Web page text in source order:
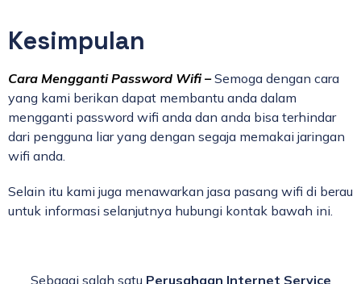
Kesimpulan
Cara Mengganti Password Wifi – Semoga dengan cara
yang kami berikan dapat membantu anda dalam
mengganti password wifi anda dan anda bisa terhindar
dari pengguna liar yang dengan segaja memakai jaringan
wifi anda.
Selain itu kami juga menawarkan jasa pasang wifi di berau
untuk informasi selanjutnya hubungi kontak bawah ini.
Sebagai salah satu Perusahaan Internet Service